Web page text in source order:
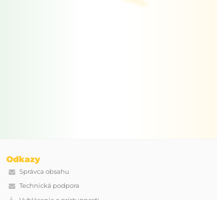
Odkazy
Správca obsahu
Technická podpora